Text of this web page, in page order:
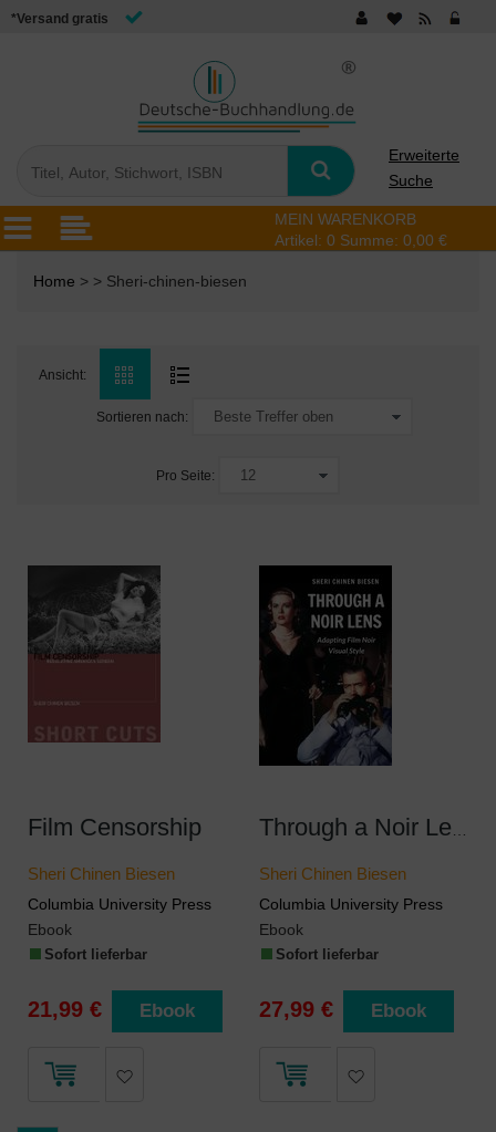
*Versand gratis
Erweiterte
Suche
MEIN WARENKORB
Artikel: 0 Summe: 0,00 €
Home > > Sheri-chinen-biesen
Ansicht:
Sortieren nach:
Pro Seite:
Film Censorship
Sheri Chinen Biesen
Columbia University Press
Ebook
Sofort lieferbar
21,99 € Ebook
Sheri Chinen Biesen
Columbia University Press
Ebook
Sofort lieferbar
27,99 € Ebook